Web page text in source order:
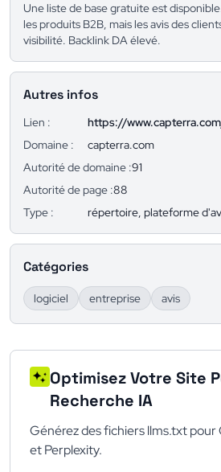
Une liste de base gratuite est
les produits B2B, mais les avis des
visibilité. Backlink DA élevé.
Autres infos
Lien :
https://
Domaine :
capterra.com
Autorité de domaine :91
Autorité de page :88
Type :
répertoire, plateforme
Catégories
logiciel entreprise avis
Optimisez Votre Site
Recherche IA
Générez des fichiers llms.txt pour
et Perplexity.